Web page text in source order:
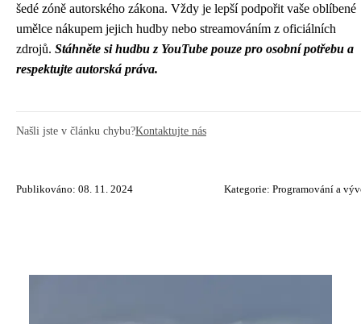
šedé zóně autorského zákona. Vždy je lepší podpořit vaše oblíbené
umělce nákupem jejich hudby nebo streamováním z oficiálních
zdrojů. Stáhněte si hudbu z YouTube pouze pro osobní potřebu a
respektujte autorská práva.
Našli jste v článku chybu?Kontaktujte nás
Publikováno: 08. 11. 2024 Kategorie: Programování a